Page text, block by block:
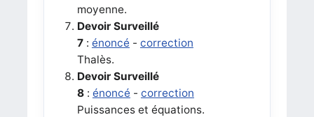
moyenne.
Devoir Surveillé
7: énoncé - correction
Thalès.
Devoir Surveillé
8: énoncé - correction
Puissances et équations.